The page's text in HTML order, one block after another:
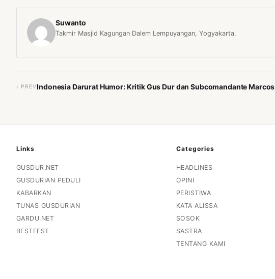
Suwanto
Takmir Masjid Kagungan Dalem Lempuyangan, Yogyakarta.
‹ PREVIndonesia Darurat Humor: Kritik Gus Dur dan Subcomandante Marcos
Links
GUSDUR.NET
GUSDURIAN PEDULI
KABARKAN
TUNAS GUSDURIAN
GARDU.NET
BESTFEST
Categories
HEADLINES
OPINI
PERISTIWA
KATA ALISSA
SOSOK
SASTRA
TENTANG KAMI